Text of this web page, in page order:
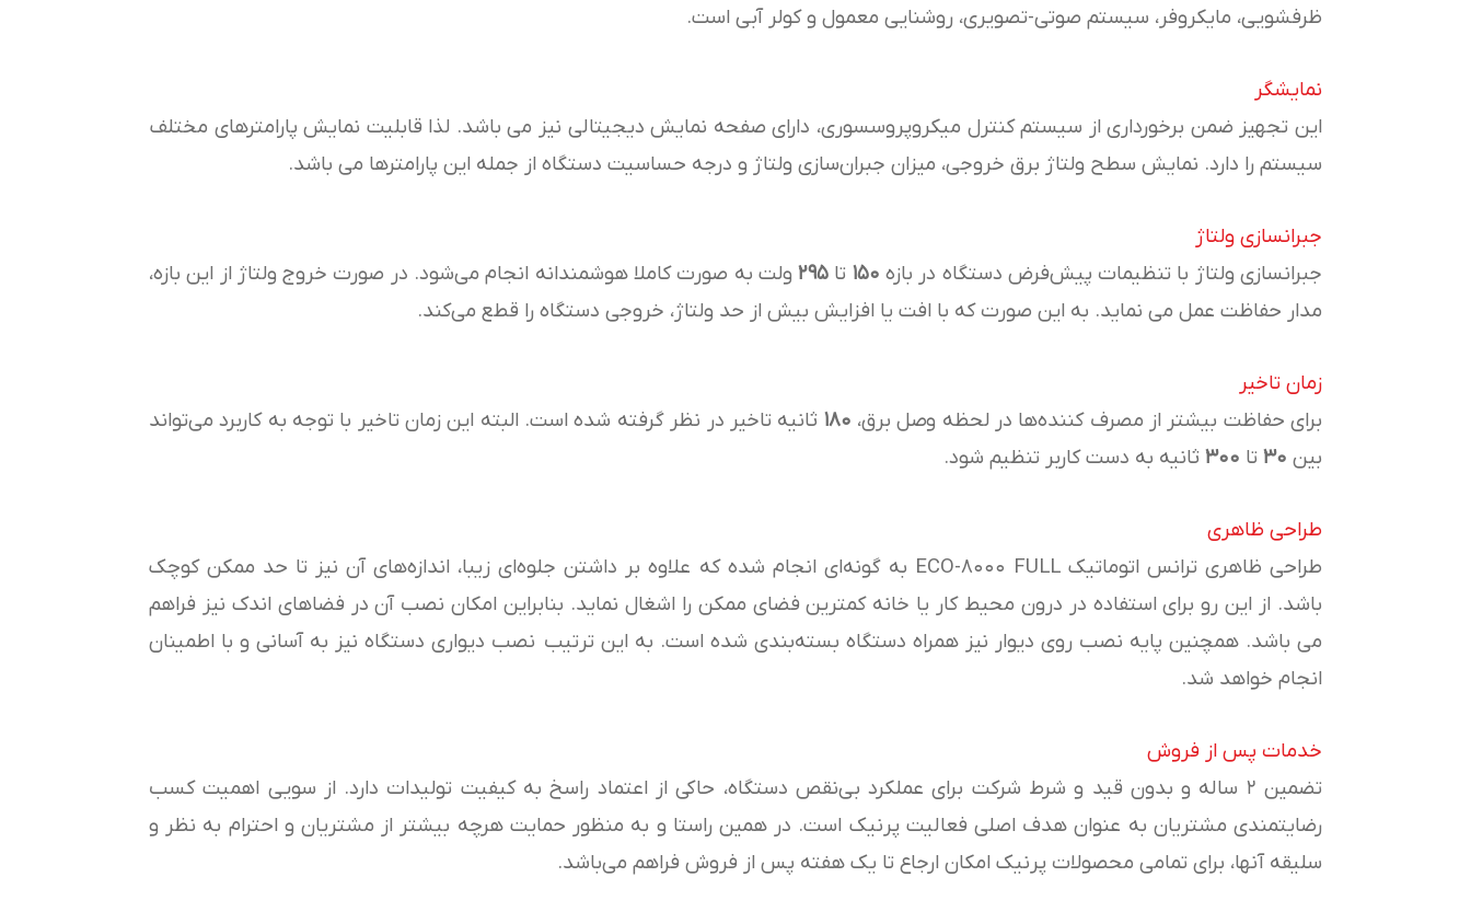
ظرفشویی، مایکروفر، سیستم صوتی-تصویری، روشنایی معمول و کولر آبی است.
نمایشگر
این تجهیز ضمن برخورداری از سیستم کنترل میکروپروسسوری، دارای صفحه نمایش دیجیتالی نیز می باشد. لذا قابلیت نمایش پارامترهای مختلف
سیستم را دارد. نمایش سطح ولتاژ برق خروجی، میزان جبران‌سازی ولتاژ و درجه حساسیت دستگاه از جمله این پارامترها می باشد.
جبرانسازی ولتاژ
جبرانسازی ولتاژ با تنظیمات پیش‌فرض دستگاه در بازه ۱۵۰ تا
ولت به صورت کاملا هوشمندانه انجام می‌شود. در صورت خروج ولتاژ از این بازه،
مدار حفاظت عمل می نماید. به این صورت که با افت یا افزایش بیش از حد ولتاژ، خروجی دستگاه را قطع می‌کند.
زمان تاخیر
برای حفاظت بیشتر از مصرف کننده‌ها در لحظه وصل برق، ۱۸۰ ثانیه تاخیر در نظر گرفته شده است. البته این زمان تاخیر با توجه به کاربرد می‌تواند
بین
تا ۳۰۰ ثانیه به دست کاربر تنظیم شود.
طراحی ظاهری
طراحی ظاهری ترانس اتوماتیک ECO-8000 FULL به گونه‌ای انجام شده که علاوه بر داشتن جلوه‌ای زیبا، اندازه‌های آن نیز تا حد ممکن کوچک
باشد. از این رو برای استفاده در درون محیط کار یا خانه کمترین فضای ممکن را اشغال نماید. بنابراین امکان نصب آن در فضاهای اندک نیز فراهم
می باشد. همچنین پایه نصب روی دیوار نیز همراه دستگاه بسته‌بندی شده است. به این ترتیب نصب دیواری دستگاه نیز به آسانی و با اطمینان
انجام خواهد شد.
خدمات پس از فروش
تضمین ۲ ساله و بدون قید و شرط شرکت برای عملکرد بی‌نقص دستگاه، حاکی از اعتماد راسخ به کیفیت تولیدات دارد. از سویی اهمیت کسب
رضایتمندی مشتریان به عنوان هدف اصلی فعالیت پرنیک است. در همین راستا و به منظور حمایت هرچه بیشتر از مشتریان و احترام به نظر و
سلیقه آنها، برای تمامی محصولات پرنیک امکان ارجاع تا یک هفته پس از فروش فراهم می‌باشد.